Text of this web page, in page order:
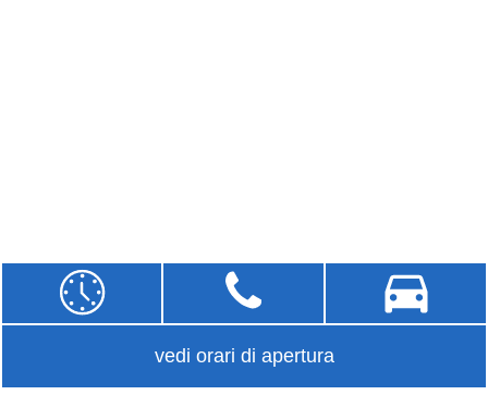
vedi orari di apertura